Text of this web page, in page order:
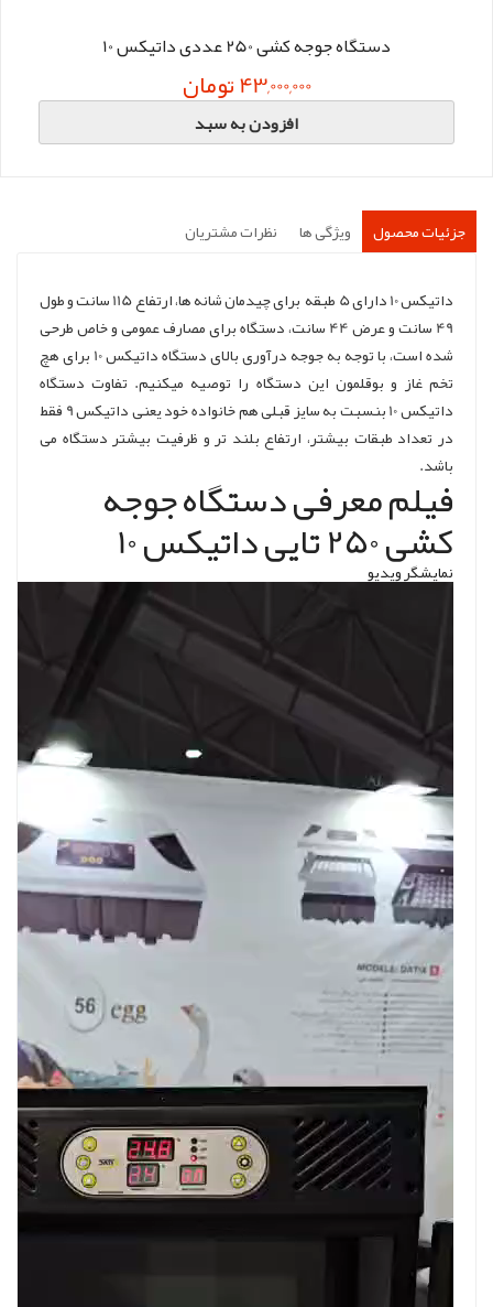
دستگاه جوجه کشی 250 عددی داتیکس 10
43,000,000 تومان
افزودن به سبد
جزئیات محصول ویژگی ها نظرات مشتریان
داتیکس 10 دارای 5 طبقه برای چیدمان شانه ها، ارتفاع 115 سانت و طول
49 سانت و عرض 44 سانت، دستگاه برای مصارف عمومی و خاص طرحی
شده است، با توجه به جوجه درآوری بالای دستگاه داتیکس 10 برای هچ
تخم غاز و بوقلمون این دستگاه را توصیه میکنیم. تفاوت دستگاه
داتیکس 10 بنسبت به سایز قبلی هم خانواده خود یعنی داتیکس 9 فقط
در تعداد طبقات بیشتر، ارتفاع بلند تر و ظرفیت بیشتر دستگاه می
باشد.
فیلم معرفی دستگاه جوجه
کشی 250 تایی داتیکس 10
نمایشگر ویدیو